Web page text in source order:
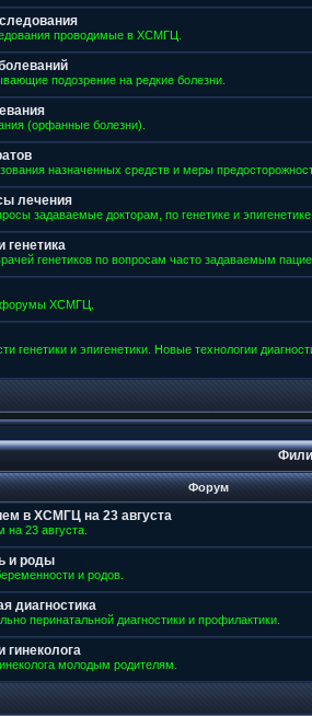
проводимые в ХСМГЦ.
подозрение на редкие болезни.
(орфанные болезни).
назначенных средств и меры
лечения
задаваемые докторам, по генетике и
генетика
генетиков по вопросам часто задаваемым
форумы ХСМГЦ.
генетики и эпигенетики. Новые технологии
Форум
в ХСМГЦ на 23 августа
на 23 августа.
и роды
и родов.
диагностика
перинатальной диагностики и профилактики.
гинеколога
молодым родителям.